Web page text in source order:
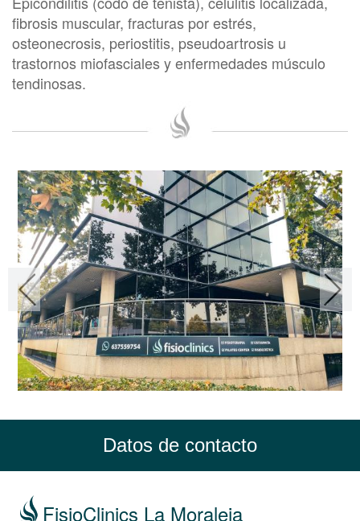
fibrosis muscular, fracturas por estrés,
osteonecrosis, periostitis, pseudoartrosis u
trastornos miofasciales y enfermedades músculo
tendinosas.
Datos de contacto
FisioClinics La Moraleja